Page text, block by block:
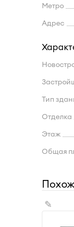
Метро
Адрес
Тип
Отделка
Этаж
Общая
✎